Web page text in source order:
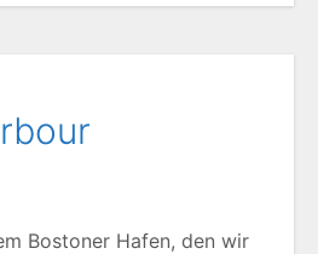
Bostoner Hafen, den wir